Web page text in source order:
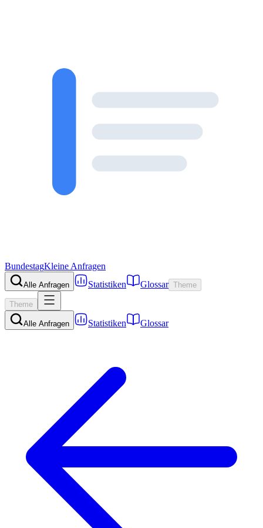
BundestagKleine Anfragen
Alle Anfragen Statistiken Glossar Theme
Theme
Alle Anfragen Statistiken Glossar